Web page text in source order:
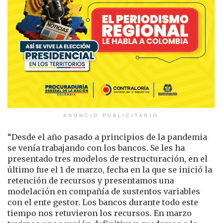
ANUNCIO PUBLICITARIO
“Desde el año pasado a principios de la pandemia
se venía trabajando con los bancos. Se les ha
presentado tres modelos de restructuración, en el
último fue el 1 de marzo, fecha en la que se inició la
retención de recursos y presentamos una
modelación en compañía de sustentos variables
con el ente gestor. Los bancos durante todo este
tiempo nos retuvieron los recursos. En marzo